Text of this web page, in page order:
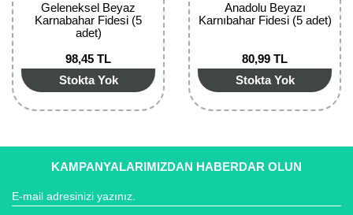
Geleneksel Beyaz
Karnabahar Fidesi (5
adet)
98,45 TL
Stokta Yok
Anadolu Beyazı
Karnıbahar Fidesi (5 adet)
80,99 TL
Stokta Yok
KAMPANYALARIMIZDAN HABERDAR OLUN